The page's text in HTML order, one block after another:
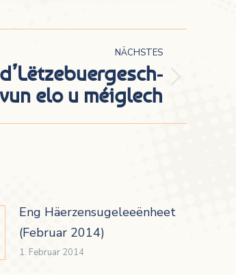
NÄCHSTES
elo u méiglech
Eng Häerzensugeleeënheet
(Februar 2014)
1. Februar 2014